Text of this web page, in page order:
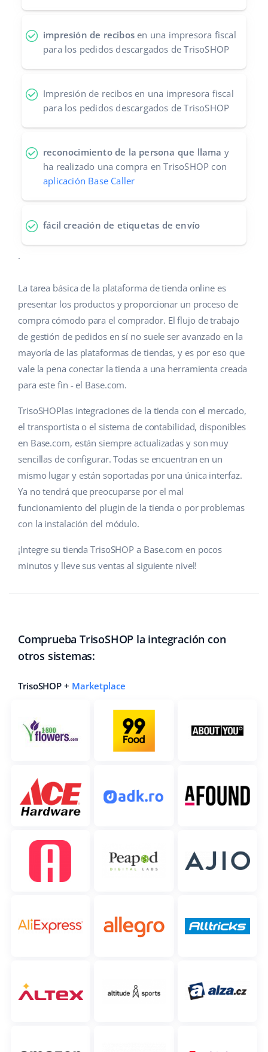
impresión de recibos en una impresora fiscal
para los pedidos descargados de TrisoSHOP
Impresión de recibos en una impresora fiscal
para los pedidos descargados de TrisoSHOP
reconocimiento de la persona que llama y
ha realizado una compra en TrisoSHOP con
aplicación Base Caller
fácil creación de etiquetas de envío
.
La tarea básica de la plataforma de tienda online es
presentar los productos y proporcionar un proceso de
compra cómodo para el comprador. El flujo de trabajo
de gestión de pedidos en sí no suele ser avanzado en la
mayoría de las plataformas de tiendas, y es por eso que
vale la pena conectar la tienda a una herramienta creada
para este fin - el Base.com.
TrisoSHOPlas integraciones de la tienda con el mercado,
el transportista o el sistema de contabilidad, disponibles
en Base.com, están siempre actualizadas y son muy
sencillas de configurar. Todas se encuentran en un
mismo lugar y están soportadas por una única interfaz.
Ya no tendrá que preocuparse por el mal
funcionamiento del plugin de la tienda o por problemas
con la instalación del módulo.
¡Integre su tienda TrisoSHOP a Base.com en pocos
minutos y lleve sus ventas al siguiente nivel!
Comprueba TrisoSHOP la integración con
otros sistemas:
TrisoSHOP + Marketplace